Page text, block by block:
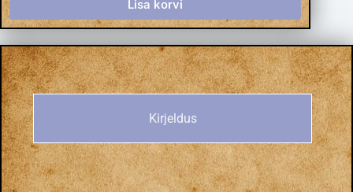
Lisa korvi
Kirjeldus